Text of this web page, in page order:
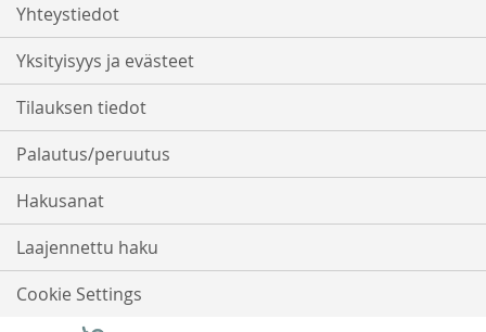
Yhteystiedot
Yksityisyys ja evästeet
Tilauksen tiedot
Palautus/peruutus
Hakusanat
Laajennettu haku
Cookie Settings